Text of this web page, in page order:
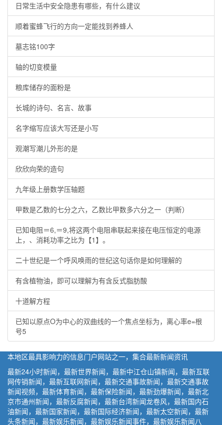
日常生活中安全隐患有哪些，有什么建议
顺着蜜蜂飞行的方向一定能找到养蜂人
墓志铭100字
轴的切变模量
粮库储存的面粉是
长城的诗句、名言、故事
名字缩写应该大写还是小写
观潮写潮儿外形的是
欣欣向荣的造句
九年级上册数学压轴题
甲数是乙数的七分之六，乙数比甲数多六分之一（判断）
已知电阻＝6,＝9,将这两个电阻串联起来接在电压恒定的电源
上，、消耗功率之比为【1】。
二十世纪是一个呼风唤雨的世纪这句话你是如何理解的
有含植物油，即可以理解为有含反式脂肪酸
十道解方程
已知以原点O为中心的双曲线的一个焦点坐标为，离心率e=根
号5
本地区最具影响力的信息门户网站之一，集合最新新闻资讯
最新24小时新闻，最新世界新闻，最新中江仓山镇新闻，最新互联
网传销新闻，最新互联网新闻，最新交通事故新闻，最新交通事故
新闻视频，最新体育新闻，最新保险新闻，最新劲爆新闻，最新北
京市通州新闻，最新反腐新闻，最新台湾新闻龙卷风，最新国内石
油新闻，最新国家新闻，最新国际经济新闻，最新太空新闻，最新
头条新闻，最新娱乐新闻，最新娱乐新闻事件，最新娱乐新闻八